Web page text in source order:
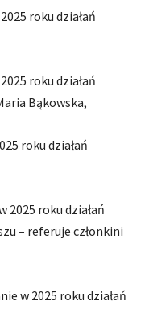
roku działań
roku działań
Bąkowska,
roku działań
2025 roku działań
– referuje członkini
w 2025 roku działań